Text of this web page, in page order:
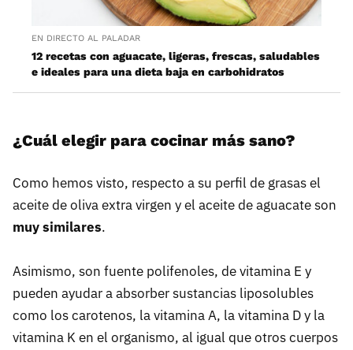
EN DIRECTO AL PALADAR
12 recetas con aguacate, ligeras, frescas, saludables
e ideales para una dieta baja en carbohidratos
¿Cuál elegir para cocinar más sano?
Como hemos visto, respecto a su perfil de grasas el
aceite de oliva extra virgen y el aceite de aguacate son
muy similares.
Asimismo, son fuente polifenoles, de vitamina E y
pueden ayudar a absorber sustancias liposolubles
como los carotenos, la vitamina A, la vitamina D y la
vitamina K en el organismo, al igual que otros cuerpos